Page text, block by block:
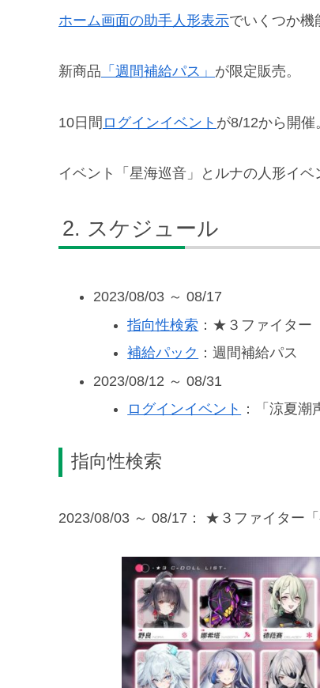
ホーム画面の助手人形表示でいくつか機
新商品 「週間補給パス」 が限定販売。
10日間 ログインイベント が8/12から開催
イベント「星海巡音」とルナの人形イベ
スケジュール
2023/08/03 ～ 08/17
指向性検索 ：★３ファイター
補給パック ：週間補給パス
2023/08/12 ～ 08/31
ログインイベント ：「涼夏潮
指向性検索
2023/08/03 ～ 08/17： ★３ファイター